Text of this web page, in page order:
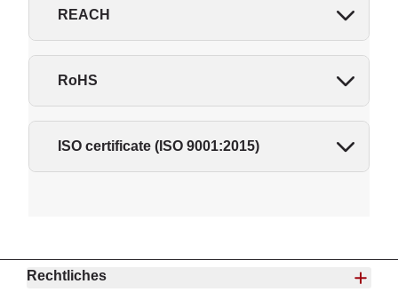
REACH
RoHS
ISO certificate (ISO 9001:2015)
Rechtliches